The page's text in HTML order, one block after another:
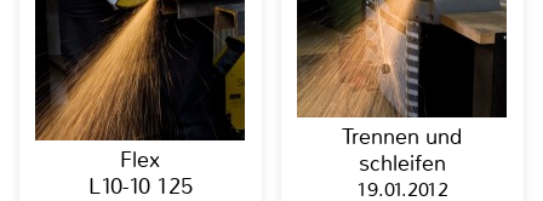
Flex
L10-10 125
Trennen und
schleifen
19.01.2012